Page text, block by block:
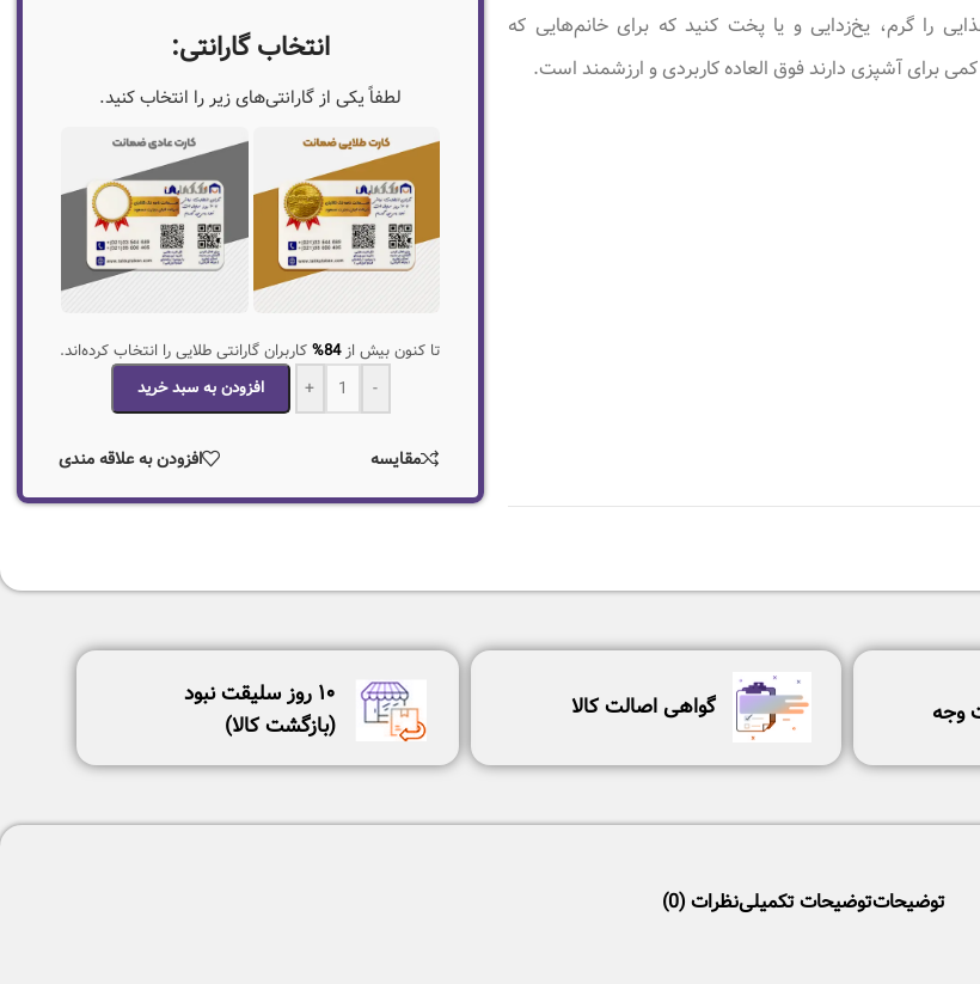
را گرم، یخ‌زدایی و یا پخت کنید که برای خانم‌هایی که
برای آشپزی دارند فوق العاده کاربردی و ارزشمند است.
انتخاب گارانتی:
لطفاً یکی از گارانتی‌های زیر را انتخاب کنید.
تا کنون بیش از84% کاربران گارانتی طلایی را انتخاب کرده‌اند.
-
+ افزودن به سبد خرید
مقایسه افزودن به علاقه مندی
وجه گواهی اصالت کالا
١٠ روز سليقت نبود
(بازگشت كالا)
توضیحاتتوضیحات تکمیلینظرات (0)